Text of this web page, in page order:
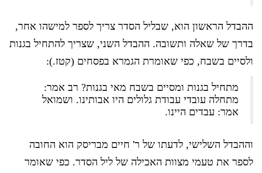
ההבדל הראשון הוא, שבליל הסדר צריך לספר למישהו אחר,
בדרך של שאלה ותשובה. ההבדל השני, שצריך להתחיל בגנות
ולסיים בשבח, כפי שאומרת הגמרא בפסחים (קטז.):
מתחיל בגנות ומסיים בשבח מאי בגנות? רב אמר:
מתחלה עובדי עבודת גלולים היו אבותינו. ושמואל
אמר: עבדים היינו.
וההבדל השלישי, לדעתו של ר' חיים מבריסק הוא החובה
לספר את טעמי מצוות האכילה של ליל הסדר. כפי שאומר